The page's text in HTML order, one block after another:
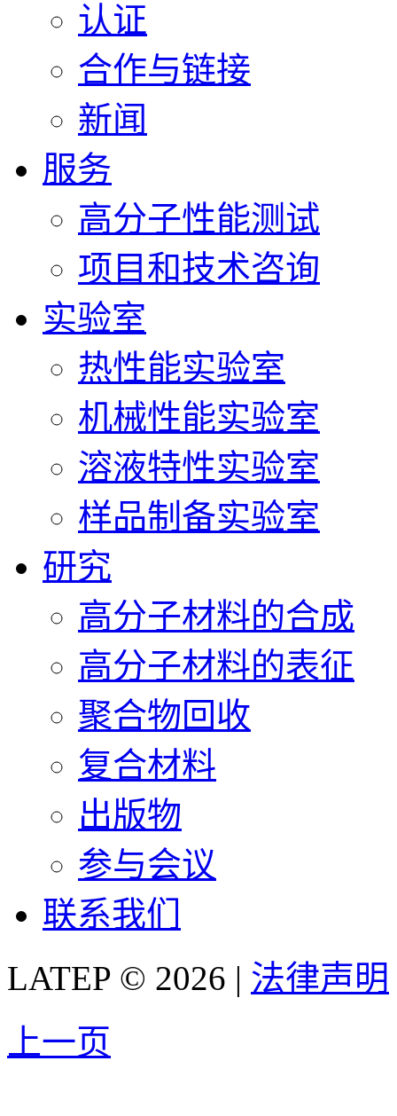
认证
合作与链接
新闻
服务
高分子性能测试
项目和技术咨询
实验室
热性能实验室
机械性能实验室
溶液特性实验室
样品制备实验室
研究
高分子材料的合成
高分子材料的表征
聚合物回收
复合材料
出版物
参与会议
联系我们
LATEP © 2026 | 法律声明
上一页